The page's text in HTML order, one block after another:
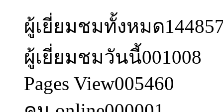
ผู้เยี่ยมชมทั้งหมด
ผู้เยี่ยมชมวันนี้001008
Pages View005460